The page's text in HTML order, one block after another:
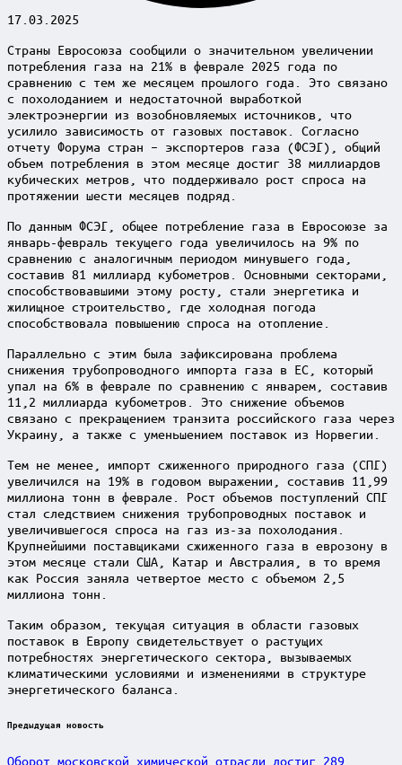
17.03.2025
Страны Евросоюза сообщили о значительном увеличении
потребления газа на 21% в феврале 2025 года по
сравнению с тем же месяцем прошлого года. Это связано
с похолоданием и недостаточной выработкой
электроэнергии из возобновляемых источников, что
усилило зависимость от газовых поставок. Согласно
отчету Форума стран – экспортеров газа (ФСЭГ), общий
объем потребления в этом месяце достиг 38 миллиардов
кубических метров, что поддерживало рост спроса на
протяжении шести месяцев подряд.
По данным ФСЭГ, общее потребление газа в Евросоюзе за
январь-февраль текущего года увеличилось на 9% по
сравнению с аналогичным периодом минувшего года,
составив 81 миллиард кубометров. Основными секторами,
способствовавшими этому росту, стали энергетика и
жилищное строительство, где холодная погода
способствовала повышению спроса на отопление.
Параллельно с этим была зафиксирована проблема
снижения трубопроводного импорта газа в ЕС, который
упал на 6% в феврале по сравнению с январем, составив
11,2 миллиарда кубометров. Это снижение объемов
связано с прекращением транзита российского газа через
Украину, а также с уменьшением поставок из Норвегии.
Тем не менее, импорт сжиженного природного газа (СПГ)
увеличился на 19% в годовом выражении, составив 11,99
миллиона тонн в феврале. Рост объемов поступлений СПГ
стал следствием снижения трубопроводных поставок и
увеличившегося спроса на газ из-за похолодания.
Крупнейшими поставщиками сжиженного газа в еврозону в
этом месяце стали США, Катар и Австралия, в то время
как Россия заняла четвертое место с объемом 2,5
миллиона тонн.
Таким образом, текущая ситуация в области газовых
поставок в Европу свидетельствует о растущих
потребностях энергетического сектора, вызываемых
климатическими условиями и изменениями в структуре
энергетического баланса.
Post
Предыдущая новость
Оборот московской химической отрасли достиг 289